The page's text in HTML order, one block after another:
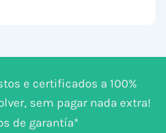
e certificados a 100%
sem pagar nada extra!
de garantía*